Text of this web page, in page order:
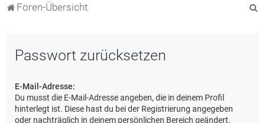
Foren-Übersicht
Passwort zurücksetzen
E-Mail-Adresse:
Du musst die E-Mail-Adresse angeben, die in deinem Profil
hinterlegt ist. Diese hast du bei der Registrierung angegeben
oder nachträglich in deinem persönlichen Bereich geändert.